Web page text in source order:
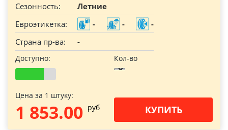
Сезонность:
Летние
Евроэтикетка:
- -
-
Страна пр-ва:
-
Доступно: Кол-во
Цена за 1 штуку:
1 853.00 pуб КУПИТЬ